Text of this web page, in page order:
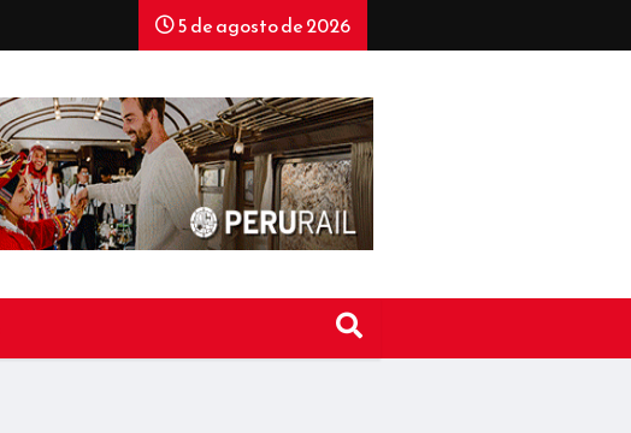
5 de agosto de 2026